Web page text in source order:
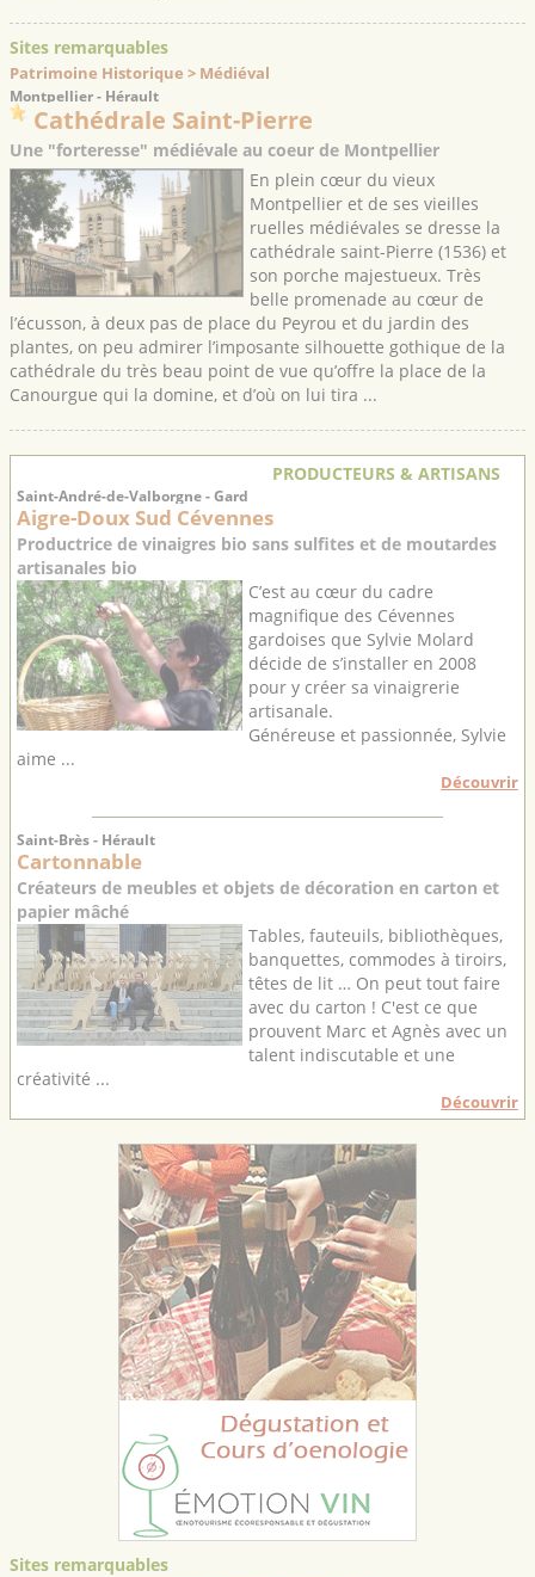
Sites remarquables
Patrimoine Historique > Médiéval
Montpellier - Hérault
Cathédrale Saint-Pierre
Une "forteresse" médiévale au coeur de Montpellier
En plein cœur du vieux
Montpellier et de ses vieilles
ruelles médiévales se dresse la
cathédrale saint-Pierre (1536) et
son porche majestueux. Très
belle promenade au cœur de
l’écusson, à deux pas de place du Peyrou et du jardin des
plantes, on peu admirer l’imposante silhouette gothique de la
cathédrale du très beau point de vue qu’offre la place de la
Canourgue qui la domine, et d’où on lui tira ...
PRODUCTEURS & ARTISANS
Saint-André-de-Valborgne - Gard
Aigre-Doux Sud Cévennes
Productrice de vinaigres bio sans sulfites et de moutardes
artisanales bio
C’est au cœur du cadre
magnifique des Cévennes
gardoises que Sylvie Molard
décide de s’installer en 2008
pour y créer sa vinaigrerie
artisanale.
Généreuse et passionnée, Sylvie
aime ...
Découvrir
Saint-Brès - Hérault
Cartonnable
Créateurs de meubles et objets de décoration en carton et
papier mâché
Tables, fauteuils, bibliothèques,
banquettes, commodes à tiroirs,
têtes de lit … On peut tout faire
avec du carton ! C'est ce que
prouvent Marc et Agnès avec un
talent indiscutable et une
créativité ...
Découvrir
Sites remarquables